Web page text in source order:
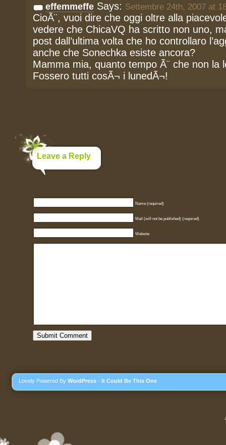
effemmeffe Says: Settembre 24th, 2007 at
CioÃ¨, vuoi dire che oggi oltre alla
vedere che ChicaVQ ha scritto non uno,
post dall’ultima volta che ho controllaro
anche che Sonechka esiste ancora?
Mamma mia, quanto tempo Ã¨ che non la
Fossero tutti cosÃ¬ i lunedÃ¬!
Leave a Reply
Name (required)
Mail (will not be published) (required)
Website
Lovely Powered By WordPress - It Could Be This One